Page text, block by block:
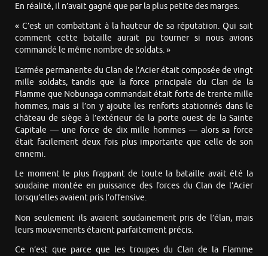
En réalité, il n’avait gagné que par la plus petite des marges.
« C’est un combattant à la hauteur de sa réputation. Qui sait
comment cette bataille aurait pu tourner si nous avions
commandé le même nombre de soldats. »
L’armée permanente du Clan de l’Acier était composée de vingt
mille soldats, tandis que la force principale du Clan de la
Flamme que Nobunaga commandait était forte de trente mille
hommes, mais si l’on y ajoute les renforts stationnés dans le
château de siège à l’extérieur de la porte ouest de la Sainte
Capitale — une force de dix mille hommes — alors sa force
était facilement deux fois plus importante que celle de son
ennemi.
Le moment le plus frappant de toute la bataille avait été la
soudaine montée en puissance des forces du Clan de l’Acier
lorsqu’elles avaient pris l’offensive.
Non seulement ils avaient soudainement pris de l’élan, mais
leurs mouvements étaient parfaitement précis.
Ce n’est que parce que les troupes du Clan de la Flamme